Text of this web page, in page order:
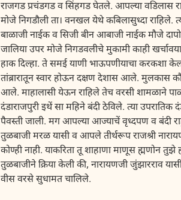
राजगड प्रचंडगड व सिंहगड घेतले. आपल्या वडिलास
मोजे निगडौली ता। वनखल येथे कबिलासुध्दा राहिले.
बाळाजी नाईक व सिजी बीन आबाजी नाईक मौजे
जालिया उपर मोजे निगडवलीचे मुकामी काही
हाक दिल्हा. ते समई याणी भाऊपणीयाचा करकशा
तांब्रारातून स्वार होऊन दक्षण देशास आले. मुलकास
आले. माहालासी येऊन राहिले तेच वरसी शामळाने
दंडाराजपुरी इथें सा महिने बंदी ठेविले. त्या उपरातिक
पैवस्ती जाली. मग आपल्या आज्याचें वृध्दपण व बंदी
तुळबाजी मरळ यासी व आपले तीर्थरूप राजश्री
कोण्ही नाही. याकरिता तू शाहाणा माणूस ह्मणोन
तुळबाजीने क्रिया केली की, नारायणजी जुंझारराव
वीस वरसे सुधामत चालिले.